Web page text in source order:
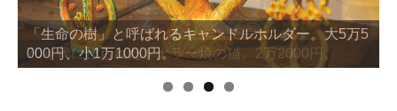
70年代に作られたトナラー焼の猫。2万2000円。